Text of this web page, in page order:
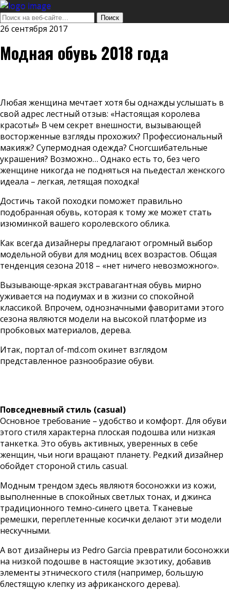
26 сентября 2017
Модная обувь 2018 года
Любая женщина мечтает хотя бы однажды услышать в
свой адрес лестный отзыв: «Настоящая королева
красоты!» В чем секрет внешности, вызывающей
восторженные взгляды прохожих? Профессиональный
макияж? Супермодная одежда? Сногсшибательные
украшения? Возможно… Однако есть то, без чего
женщине никогда не подняться на пьедестал женского
идеала – легкая, летящая походка!
Достичь такой походки поможет правильно
подобранная обувь, которая к тому же может стать
изюминкой вашего королевского облика.
Как всегда дизайнеры предлагают огромный выбор
модельной обуви для модниц всех возрастов. Общая
тенденция сезона 2018 – «нет ничего невозможного».
Вызывающе-яркая экстравагантная обувь мирно
уживается на подиумах и в жизни со спокойной
классикой. Впрочем, однозначными фаворитами этого
сезона являются модели на высокой платформе из
пробковых материалов, дерева.
Итак, портал of-md.com окинет взглядом
представленное разнообразие обуви.
Повседневный стиль (casual)
Основное требование – удобство и комфорт. Для обуви
этого стиля характерна плоская подошва или низкая
танкетка. Это обувь активных, уверенных в себе
женщин, чьи ноги вращают планету. Редкий дизайнер
обойдет стороной стиль casual.
Модным трендом здесь являютя босоножки из кожи,
выполненные в спокойных светлых тонах, и джинса
традиционного темно-синего цвета. Тканевые
ремешки, переплетенные косички делают эти модели
нескучными.
А вот дизайнеры из Pedro Garcia превратили босоножки
на низкой подошве в настоящие экзотику, добавив
элементы этнического стиля (например, большую
блестящую клепку из африканского дерева).